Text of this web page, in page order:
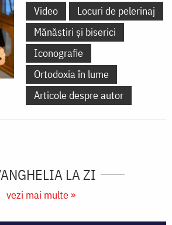
Video
Locuri de pelerinaj
Mănăstiri și biserici
Iconografie
Ortodoxia în lume
Articole despre autor
LA ZI
vezi mai multe »